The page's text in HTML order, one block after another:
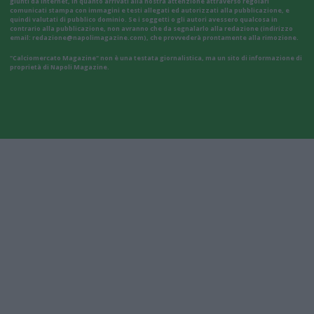
comunicati stampa con immagini e testi allegati ed autorizzati alla pubblicazione, e
quindi valutati di pubblico dominio. Se i soggetti o gli autori avessero qualcosa in
contrario alla pubblicazione, non avranno che da segnalarlo alla redazione (indirizzo
email: redazione@napolimagazine.com), che provvederà prontamente alla rimozione.
"Calciomercato Magazine" non è una testata giornalistica, ma un sito di informazione di
proprietà di Napoli Magazine.